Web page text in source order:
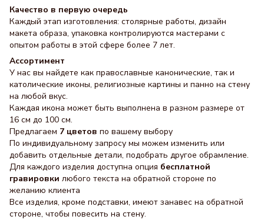
Качество в первую очередь
Каждый этап изготовления: столярные работы, дизайн
макета образа, упаковка контролируются мастерами с
опытом работы в этой сфере более 7 лет.
Ассортимент
У нас вы найдете как православные канонические, так и
католические иконы, религиозные картины и панно на стену
на любой вкус.
Каждая икона может быть выполнена в разном размере от
16 см до 100 см.
Предлагаем 7 цветов по вашему выбору
По индивидуальному запросу мы можем изменить или
добавить отдельные детали, подобрать другое обрамление.
Для каждого изделия доступна опция бесплатной
гравировки любого текста на обратной стороне по
желанию клиента
Все изделия, кроме подставки, имеют занавес на обратной
стороне, чтобы повесить на стену.